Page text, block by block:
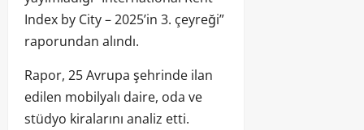
Index by City – 2025’in 3. çeyreği”
raporundan alındı.
Rapor, 25 Avrupa şehrinde ilan
edilen mobilyalı daire, oda ve
stüdyo kiralarını analiz etti.